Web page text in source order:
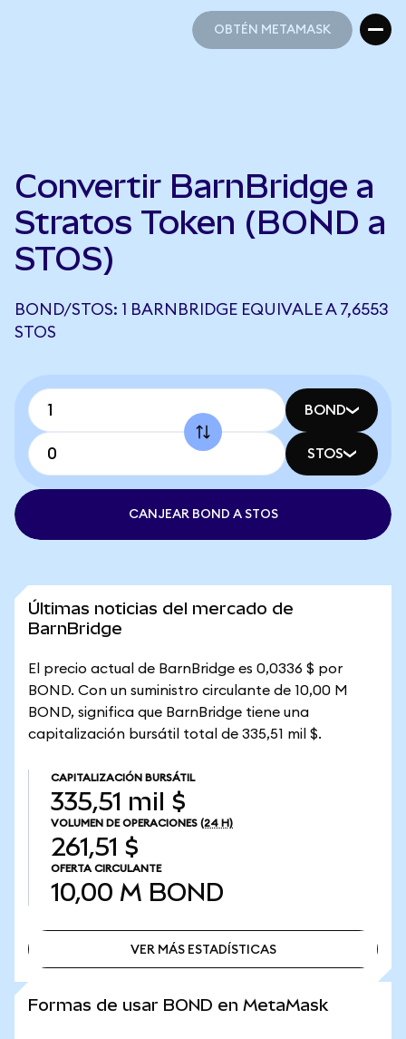
OBTÉN METAMASK
Convertir BarnBridge a
Stratos Token (BOND a
STOS)
BOND/STOS: 1 BARNBRIDGE EQUIVALE A 7,6553
STOS
BOND
STOS
CANJEAR BOND A STOS
Últimas noticias del mercado de
BarnBridge
El precio actual de BarnBridge es 0,0336 $ por
BOND. Con un suministro circulante de 10,00 M
BOND, significa que BarnBridge tiene una
capitalización bursátil total de 335,51 mil $.
CAPITALIZACIÓN BURSÁTIL
335,51 mil $
VOLUMEN DE OPERACIONES (24 H)
261,51 $
OFERTA CIRCULANTE
10,00 M BOND
VER MÁS ESTADÍSTICAS
Formas de usar BOND en MetaMask